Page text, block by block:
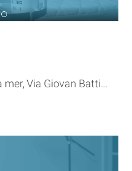
Á un jet de pierre de la mer, Via Giovan Battista Grassi 3/C